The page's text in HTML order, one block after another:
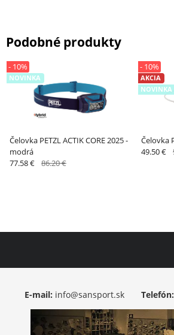
Podobné produkty
Čelovka PETZL ACTIK CORE 2025 -
modrá
NOVINKA
- 10%
77.58 € 86.20 €
Čelovka
AKCIA
NOVINKA
- 10%
49.50 €
E-mail: info@sansport.sk Telefón: